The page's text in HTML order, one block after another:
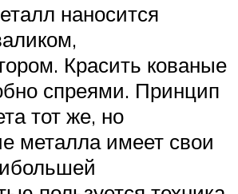
наносится
Красить кованые
спреями. Принцип
тот же, но
металла имеет свои